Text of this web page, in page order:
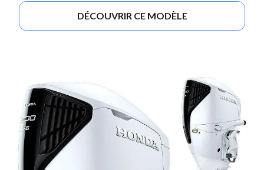
DÉCOUVRIR CE MODÈLE